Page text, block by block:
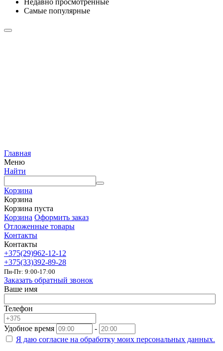
Недавно просмотренные
Самые популярные
Главная
Меню
Найти
Корзина
Корзина
Корзина пуста
Корзина Оформить заказ
Отложенные товары
Контакты
Контакты
+375(29)962-12-12
+375(33)392-89-28
Пн-Пт: 9:00-17:00
Заказать обратный звонок
Ваше имя
Телефон
Удобное время
-
Я даю согласие на обработку моих персональных данных.